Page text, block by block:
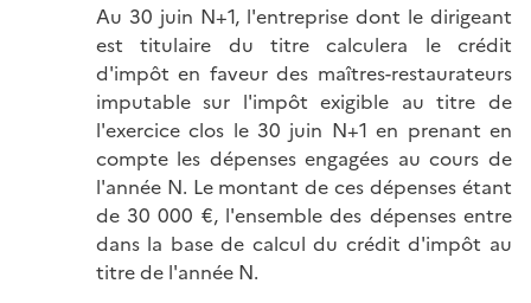
Au 30 juin N+1, l'entreprise dont le dirigeant
est titulaire du titre calculera le crédit
d'impôt en faveur des maîtres-restaurateurs
imputable sur l'impôt exigible au titre de
l'exercice clos le 30 juin N+1 en prenant en
compte les dépenses engagées au cours de
l'année N. Le montant de ces dépenses étant
de 30 000 €, l'ensemble des dépenses entre
dans la base de calcul du crédit d'impôt au
titre de l'année N.